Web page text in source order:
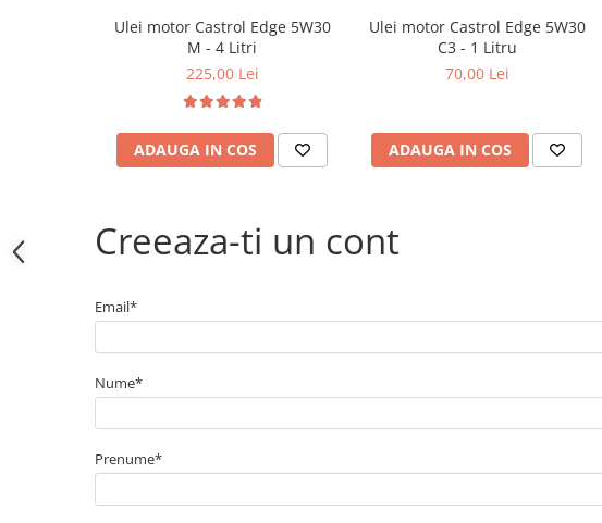
Kit lant distributie
Transmisie
Curea transmisie
Busoane/inele etansare
Bielete antiruliu
Bielete directie
Cap de bara
Ulei motor Castrol Edge 5W30
M - 4 Litri
225,00 Lei
ADAUGA IN COS
Ulei motor Castrol Edge 5W30
C3 - 1 Litru
70,00 Lei
ADAUGA IN COS
Creeaza-ti un cont
Email*
Nume*
Prenume*